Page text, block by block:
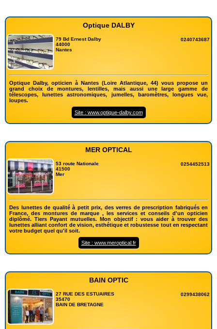
Optique DALBY
79 Bd Ernest Dalby
44000
Nantes
0240743687
Optique Dalby, opticien à Nantes (Loire Atlantique, 44) vous propose un
grand choix de montures, lentilles, mais aussi une large gamme de
télescopes, lunettes astronomiques, jumelles, baromètres, longues vue,
loupes.
Site : www.optique-dalby.com
MER OPTICAL
53 route Nationale
41500
Mer
0254452513
Des lunettes de qualité à petit prix, des verres de prescription fabriqués en
France, des montures de marque , les services et conseils d'un opticien
diplômé. Tiers Payant mutuelles. Mon objectif : vous aider à trouver des
lunettes alliant confort de vision, esthétique et robustesse tout en respectant
votre budget quel qu'il soit.
Site : www.meroptical.fr
BAIN OPTIC
27 RUE DES ESTUAIRES
35470
BAIN DE BRETAGNE
0299438062